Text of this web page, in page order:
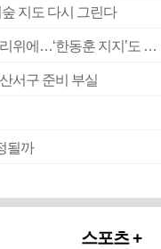
지도 다시 그린다
■ 국힘 부산시당, ‘정이한 조력’ 시의원 윤리위에…‘한동훈 지지’도 신고접수
서구 준비 부실
될까
스포츠 +